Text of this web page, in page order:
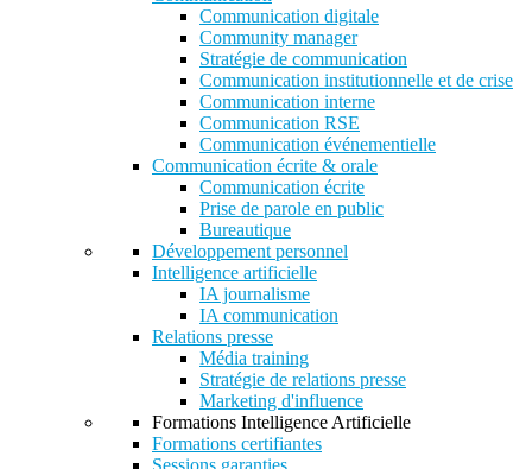
Communication digitale
Community manager
Stratégie de communication
Communication institutionnelle et de crise
Communication interne
Communication RSE
Communication événementielle
Communication écrite & orale
Communication écrite
Prise de parole en public
Bureautique
Développement personnel
Intelligence artificielle
IA journalisme
IA communication
Relations presse
Média training
Stratégie de relations presse
Marketing d'influence
Formations Intelligence Artificielle
Formations certifiantes
Sessions garanties